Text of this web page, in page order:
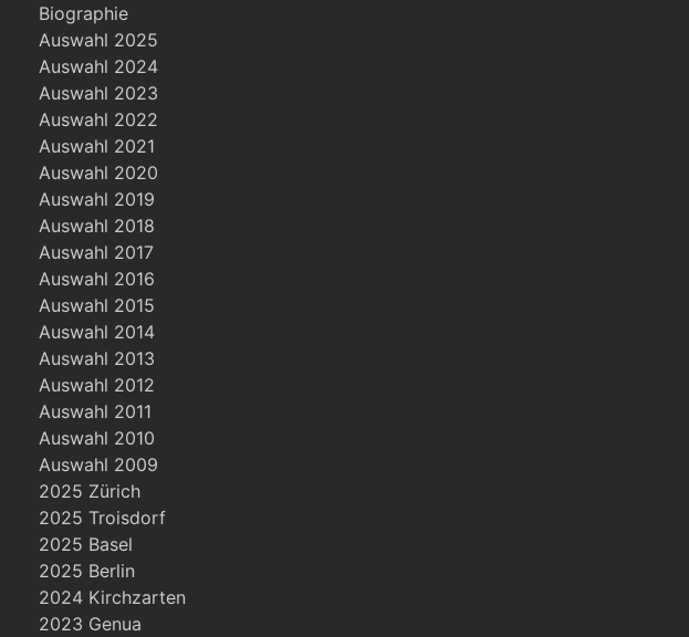
Biographie
Auswahl 2025
Auswahl 2024
Auswahl 2023
Auswahl 2022
Auswahl 2021
Auswahl 2020
Auswahl 2019
Auswahl 2018
Auswahl 2017
Auswahl 2016
Auswahl 2015
Auswahl 2014
Auswahl 2013
Auswahl 2012
Auswahl 2011
Auswahl 2010
Auswahl 2009
2025 Zürich
2025 Troisdorf
2025 Basel
2025 Berlin
2024 Kirchzarten
2023 Genua